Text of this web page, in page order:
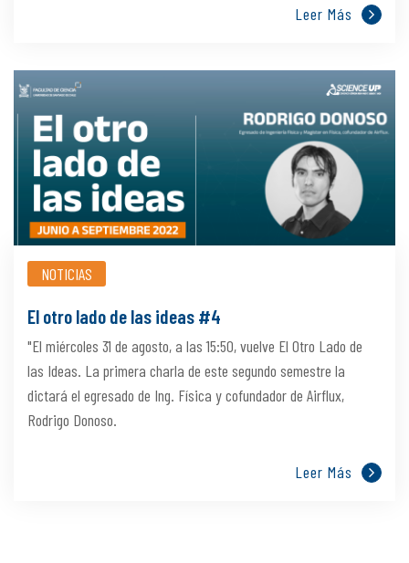
Leer Más
NOTICIAS
El otro lado de las ideas #4
"El miércoles 31 de agosto, a las 15:50, vuelve El Otro Lado de
las Ideas. La primera charla de este segundo semestre la
dictará el egresado de Ing. Física y cofundador de Airflux,
Rodrigo Donoso.
Leer Más